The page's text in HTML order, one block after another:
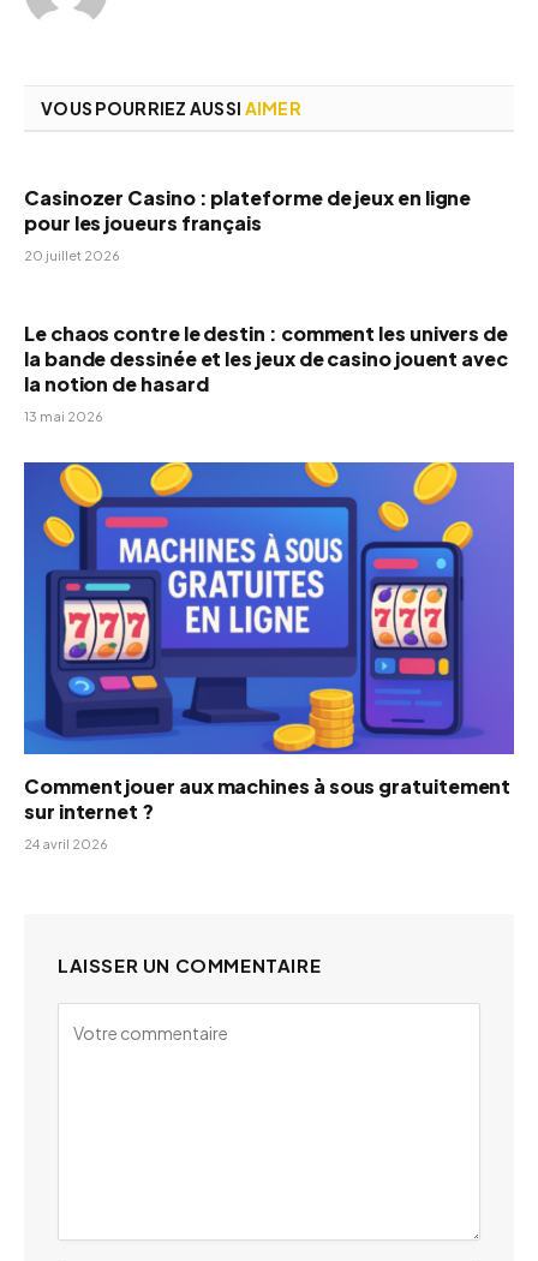
VOUS POURRIEZ AUSSI AIMER
Casinozer Casino : plateforme de jeux en ligne
pour les joueurs français
20 juillet 2026
Le chaos contre le destin : comment les univers de
la bande dessinée et les jeux de casino jouent avec
la notion de hasard
13 mai 2026
Comment jouer aux machines à sous gratuitement
sur internet ?
24 avril 2026
LAISSER UN COMMENTAIRE